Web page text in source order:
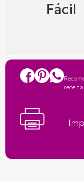
Fácil
receita